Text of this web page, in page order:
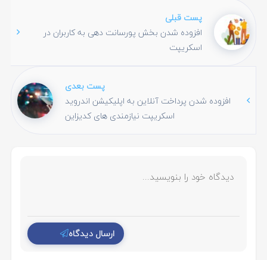
پست قبلی
افزوده شدن بخش پورسانت دهی به کاربران در
اسکریپت
پست بعدی
افزوده شدن پرداخت آنلاین به اپلیکیشن اندروید
اسکریپت نیازمندی های کدیزاین
ارسال دیدگاه